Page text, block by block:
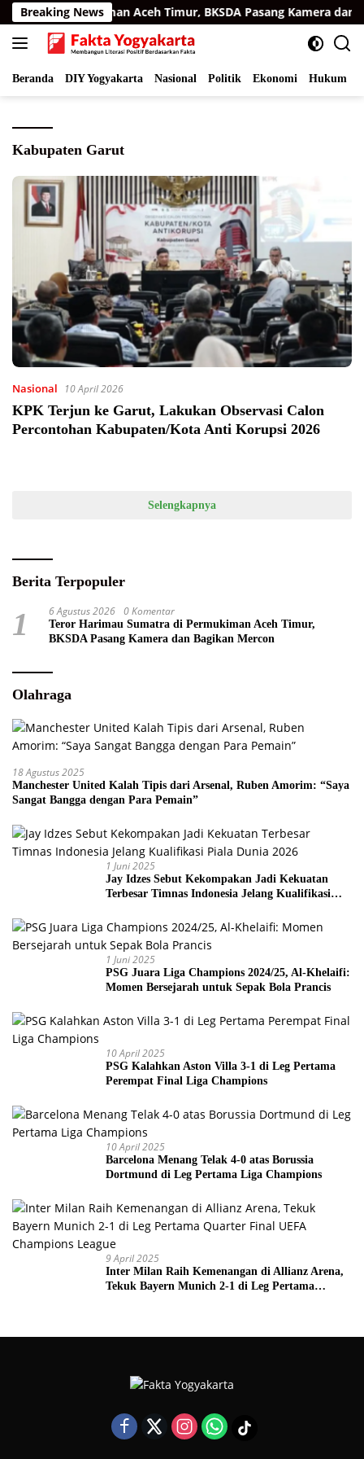
Langsung
ke
konten
Breaking News
di Permukiman Aceh Timur, BKSDA Pasang Kamera dan
Beranda DIY Yogyakarta Nasional Politik Ekonomi Hukum
Kabupaten Garut
Nasional 10 April 2026
KPK Terjun ke Garut, Lakukan Observasi Calon
Percontohan Kabupaten/Kota Anti Korupsi 2026
Selengkapnya
Berita Terpopuler
1 6 Agustus 2026 0 Komentar
Teror Harimau Sumatra di Permukiman Aceh Timur,
BKSDA Pasang Kamera dan Bagikan Mercon
Olahraga
18 Agustus 2025
Manchester United Kalah Tipis dari Arsenal, Ruben Amorim: “Saya
Sangat Bangga dengan Para Pemain”
1 Juni 2025
Jay Idzes Sebut Kekompakan Jadi Kekuatan
Terbesar Timnas Indonesia Jelang Kualifikasi
1 Juni 2025
PSG Juara Liga Champions 2024/25, Al-Khelaifi:
Momen Bersejarah untuk Sepak Bola Prancis
10 April 2025
PSG Kalahkan Aston Villa 3-1 di Leg Pertama
Perempat Final Liga Champions
10 April 2025
Barcelona Menang Telak 4-0 atas Borussia
Dortmund di Leg Pertama Liga Champions
9 April 2025
Inter Milan Raih Kemenangan di Allianz Arena,
Tekuk Bayern Munich 2-1 di Leg Pertama